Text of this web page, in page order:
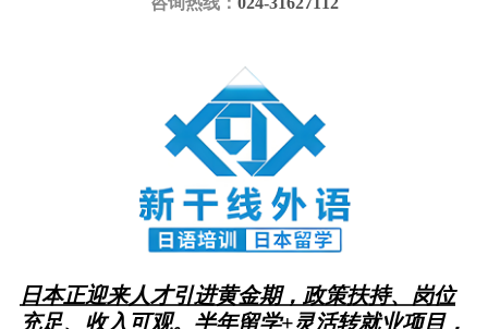
日本正迎来人才引进黄金期，政策扶持、岗位
充足、收入可观。半年留学+灵活转就业项目，